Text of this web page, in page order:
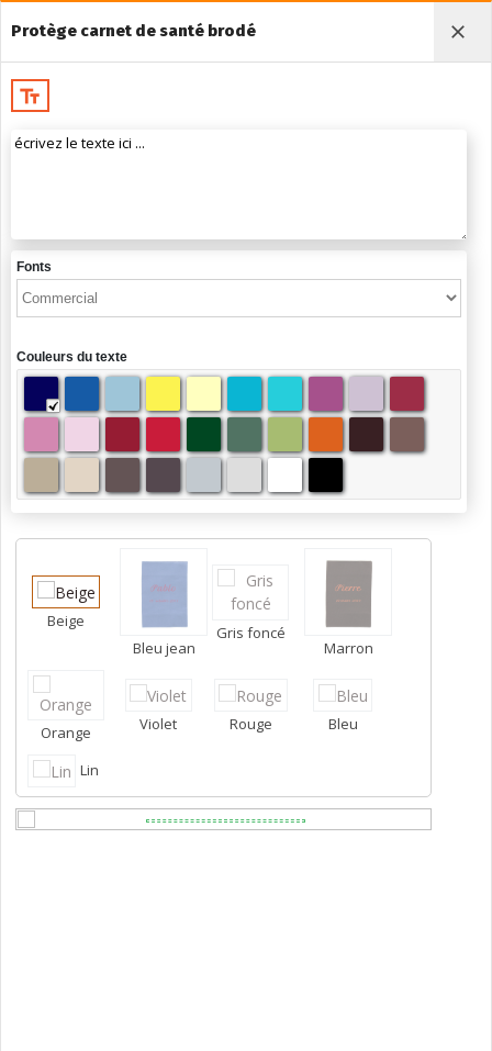
Protège carnet de santé brodé
text_fields
Fonts
Couleurs du texte
Beige
Bleu jean
Gris foncé
Marron
Orange Violet Rouge Bleu
Lin